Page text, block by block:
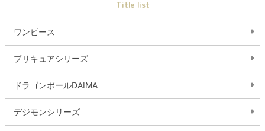
Title list
ワンピース
プリキュアシリーズ
ドラゴンボールDAIMA
デジモンシリーズ